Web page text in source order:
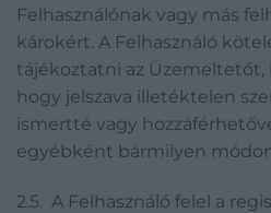
Felhasználónak vagy más
károkért. A Felhasználó
tájékoztatni az Üzemeltetőt,
hogy jelszava illetéktelen
ismertté vagy
egyébként bármilyen
2.5. A Felhasználó felel a